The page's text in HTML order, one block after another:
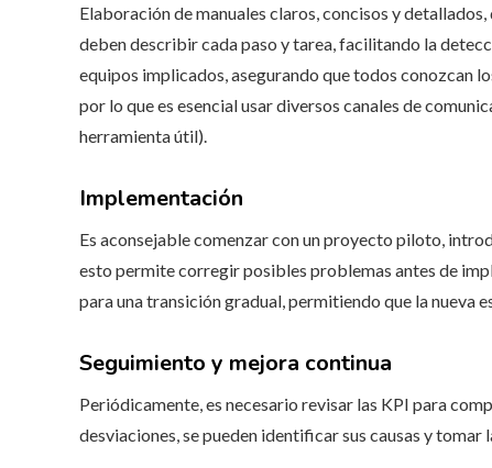
Elaboración de manuales claros, concisos y
deben describir cada paso y tarea, facilitando la
equipos implicados, asegurando que todos conozcan
por lo que es esencial usar diversos canales de
herramienta útil).
Implementación
Es aconsejable comenzar con un proyecto piloto,
esto permite corregir posibles problemas antes de
para una transición gradual, permitiendo que la nueva
Seguimiento y mejora continua
Periódicamente, es necesario revisar las KPI para
desviaciones, se pueden identificar sus causas y tomar